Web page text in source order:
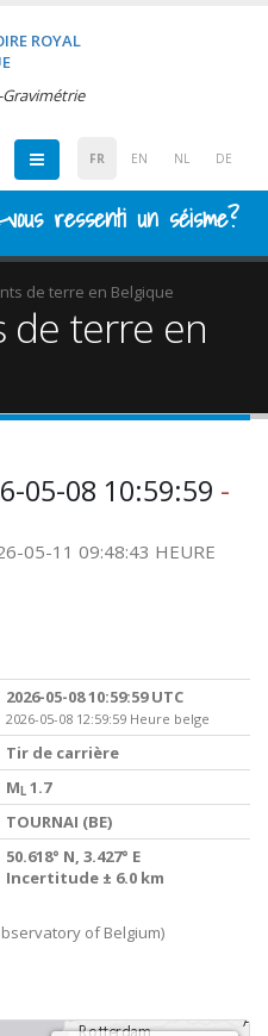
ROYAL
FR EN NL DE
ressenti un séisme?
de terre en Belgique
de terre en
05-08 10:59:59 -
05-11 09:48:43 HEURE
2026-05-08 10:59:59 UTC
2026-05-08 12:59:59 Heure belge
Tir de carrière
M L 1.7
TOURNAI (BE)
50.618° N, 3.427° E
Incertitude ± 6.0 km
of Belgium)